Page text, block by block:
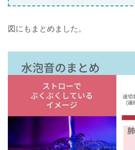
図にもまとめました。